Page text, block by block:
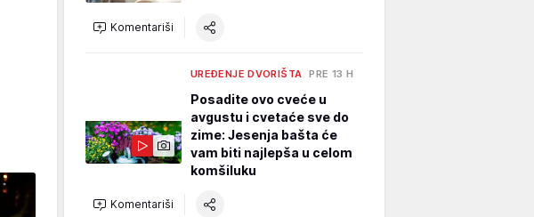
Komentariši
UREĐENJE DVORIŠTA PRE 13 H
Posadite ovo cveće u
avgustu i cvetaće sve do
zime: Jesenja bašta će
vam biti najlepša u celom
komšiluku
Komentariši